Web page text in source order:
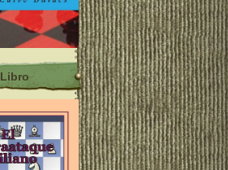
Libro